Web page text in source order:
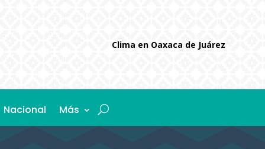
Clima en Oaxaca de Juárez
Nacional Más